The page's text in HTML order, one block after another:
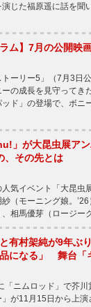
演じた福原遥に話を聞
ラム】7月の公開映
トーリー5」（7月3
の成長を見守ってき
ッド」の登場で、ボ
」が大昆虫展ア
、その先とは
気イベント「大昆虫
紗（モーニング娘。
、相馬優芽（ロージ
有村架純が9年ぶ
になる」 舞台「
ニムロッド」で芥川
が11月15日から上